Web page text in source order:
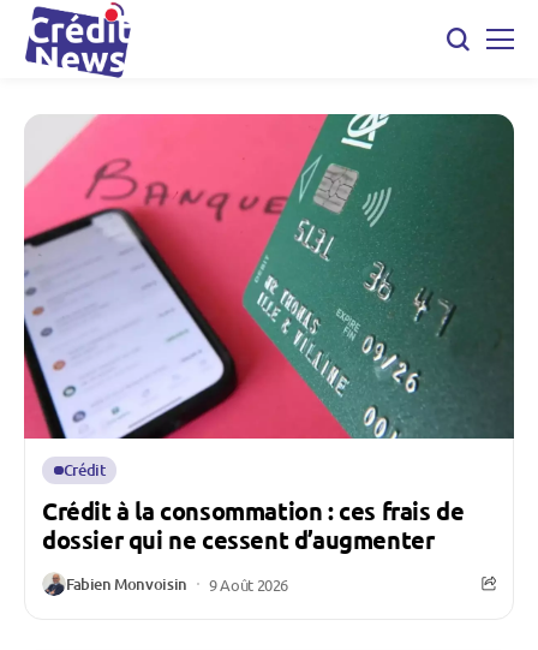
Crédit
Crédit à la consommation : ces frais de
dossier qui ne cessent d’augmenter
Fabien Monvoisin 9 Août 2026